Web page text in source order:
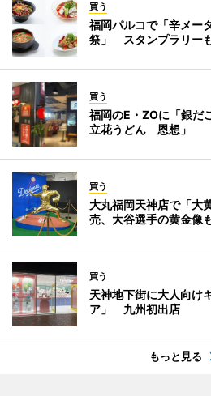
買う
福岡パルコで「辛メー
祭」 スタンプラリー
買う
福岡のE・ZOに「銀だ
立花うどん 恩想」
買う
大丸福岡天神店で「
売、大谷選手の黄金像
買う
天神地下街に大人向け
ア」 九州初出店
もっと見る